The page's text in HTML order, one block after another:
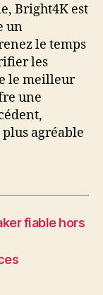
Bright4K est
un
le temps
les
le meilleur
une
agréable
fiable hors